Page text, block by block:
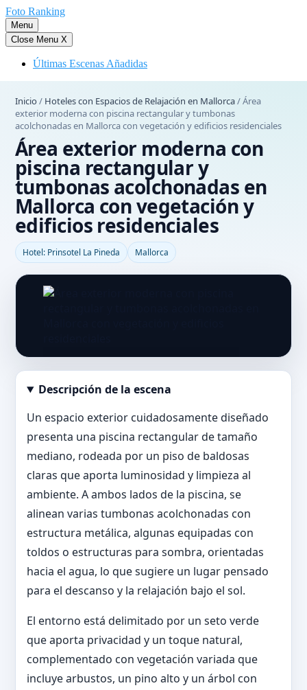
Saltar
al
contenido
Foto Ranking
Menu
Close Menu X
Últimas Escenas Añadidas
Inicio / Hoteles con Espacios de Relajación en Mallorca/Área
exterior moderna con piscina rectangular y tumbonas
acolchonadas en Mallorca con vegetación y edificios residenciales
Área exterior moderna con
piscina rectangular y
tumbonas acolchonadas en
Mallorca con vegetación y
edificios residenciales
Hotel: Prinsotel La Pineda Mallorca
Abrir imagen en tamaño completo
Descripción de la escena
Un espacio exterior cuidadosamente diseñado
presenta una piscina rectangular de tamaño
mediano, rodeada por un piso de baldosas
claras que aporta luminosidad y limpieza al
ambiente. A ambos lados de la piscina, se
alinean varias tumbonas acolchonadas con
estructura metálica, algunas equipadas con
toldos o estructuras para sombra, orientadas
hacia el agua, lo que sugiere un lugar pensado
para el descanso y la relajación bajo el sol.
El entorno está delimitado por un seto verde
que aporta privacidad y un toque natural,
complementado con vegetación variada que
incluye arbustos, un pino alto y un árbol con